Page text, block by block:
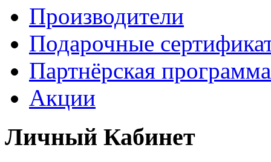
Производители
Подарочные
Партнёрская программа
Акции
Личный Кабинет